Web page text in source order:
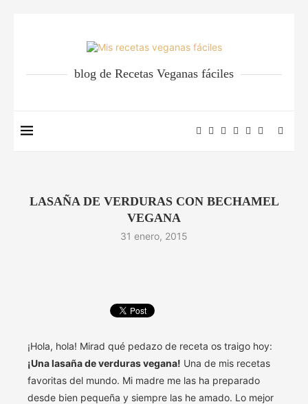
blog de Recetas Veganas fáciles
LASAÑA DE VERDURAS CON BECHAMEL
VEGANA
31 enero, 2015
¡Hola, hola! Mirad qué pedazo de receta os traigo hoy:
¡Una lasaña de verduras vegana! Una de mis recetas
favoritas del mundo. Mi madre me las ha preparado
desde bien pequeña y siempre las he amado. Lo mejor